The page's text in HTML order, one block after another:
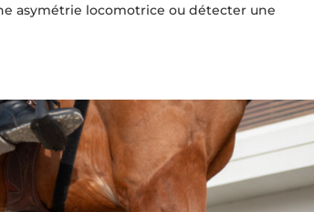
asymétrie locomotrice ou détecter une